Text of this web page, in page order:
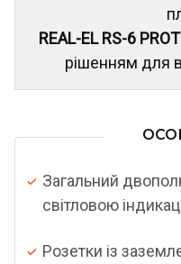
REAL-EL RS-6
рішенням для
Загальний
світловою
Розетки із